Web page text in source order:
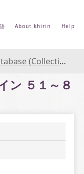
About khirin Help
Museum of Japanese History)
ン ５１～８